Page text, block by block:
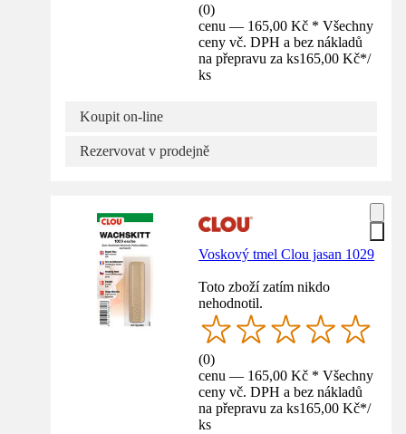
(0)
cenu — 165,00 Kč * Všechny
ceny vč. DPH a bez nákladů
na přepravu za ks165,00 Kč*/
ks
Koupit on-line
Rezervovat v prodejně
Voskový tmel Clou jasan 1029
Toto zboží zatím nikdo
nehodnotil.
(0)
cenu — 165,00 Kč * Všechny
ceny vč. DPH a bez nákladů
na přepravu za ks165,00 Kč*/
ks